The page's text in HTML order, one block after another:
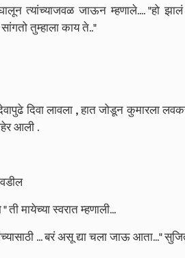
त्यांच्याजवळ जाऊन म्हणाले.... "हो
तुम्हाला काय ते.."
दिवा लावला , हात जोडून कुमारला
आली .
मायेच्या स्वरात म्हणाली...
... बरं असू द्या चला जाऊ आता..."